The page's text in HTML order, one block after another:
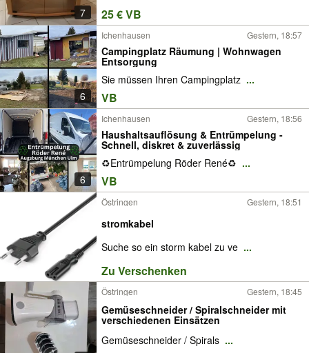
7 25 € VB
6
Ichenhausen Gestern, 18:57
Campingplatz Räumung | Wohnwagen
Entsorgung
Sie müssen Ihren Campingplatz ...
VB
6
Ichenhausen Gestern, 18:56
Haushaltsauflösung & Entrümpelung -
Schnell, diskret & zuverlässig
♻️Entrümpelung Röder René♻️ ...
VB
Östringen Gestern, 18:51
stromkabel
Suche so ein storm kabel zu ve ...
Zu Verschenken
Östringen Gestern, 18:45
Gemüseschneider / Spiralschneider mit
verschiedenen Einsätzen
Gemüseschneider / Spirals ...